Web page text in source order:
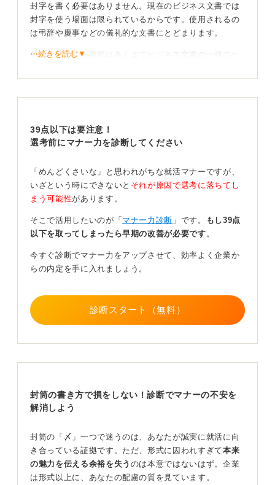
封字を書く必要はありません。現在のビジネス文書では
封字を使う場面は限られているからです。使用されるの
は弔辞や慶事などの儀礼的な文書にとどまります。
就活で提出する書類はあくまでビジネス文書の一種のた
です。封字を書いたとしても失礼にはなりませんが、少
評価されるのは封字より基本的な丁寧さ
ることはほとんどありません。
担当者が注目するのは、宛名が正確であること、書類が
折れや汚れなく整っていること、そして指定の締め切り
を守って届いているかどうかです。
採用担当者の感覚としても、封字がある封筒は形式ばっ
た印象を受ける場合があり、逆に書かれていないほうが
自然に感じられることが多いです。
角形二号の白封筒を使い、裏面に自分の住所と氏名を整
えて書くきましょう。封はテープではなく、のりづけす
るか、市販の透明な封緘シールを用いると見た目にもき
家族やインターネットの情報で迷う人もいますが、戸惑
悩むのは、それだけ就活に真剣に取り組んでいるからで
す。その丁寧さが伝われば、それが何よりの好印象につ
ながります。
⋯続きを読む▼
39点以下は要注意！
選考前にマナー力を診断してください
「めんどくさいな」と思われがちな就活マナーですが、
いざという時にできないと それが原因で選考に落ちてし
まう可能性があります。
そこで活用したいのが「 マナー力診断 」です。
もし39点
以下を取ってしまったら早期の改善が必要です 。
今すぐ診断でマナー力をアップさせて、効率よく企業か
らの内定を手に入れましょう。
診断スタート（無料）
封筒の書き方で損をしない！診断でマナーの不安を
解消しよう
封筒の「〆」一つで迷うのは、あなたが誠実に就活に向
き合っている証拠です。ただ、形式に囚われすぎて本来
の魅力を伝える余裕を失う のは本意ではないはず。企業
は形式以上に、あなたの配慮の質を見ています。